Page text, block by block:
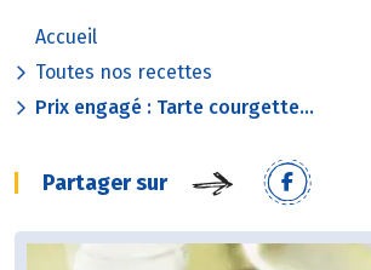
Accueil
Toutes nos recettes
Prix engagé : Tarte courgette...
Partager sur